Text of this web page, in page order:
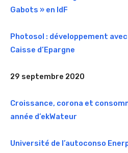
Gabots » en IdF
Photosol : développement
Caisse d’Epargne
29 septembre 2020
Croissance, corona et
année d’ekWateur
Université de l’autoconso